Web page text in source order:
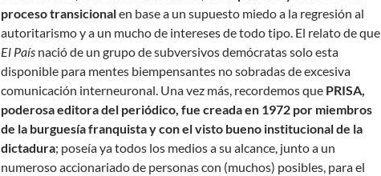
proceso transicionalen base a un supuesto miedo a la regresión al
autoritarismo y a un mucho de intereses de todo tipo. El relato de que
El País nació de un grupo de subversivos demócratas solo esta
disponible para mentes biempensantes no sobradas de excesiva
comunicación interneuronal. Una vez más, recordemos que PRISA,
poderosa editora del periódico, fue creada en 1972 por miembros
de la burguesía franquista y con el visto bueno institucional de la
dictadura; poseía ya todos los medios a su alcance, junto a un
numeroso accionariado de personas con (muchos) posibles, para el